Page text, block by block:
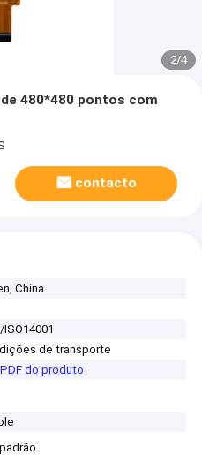
2/4
480*480 pontos com
contacto
China
ISO14001
de transporte
do produto